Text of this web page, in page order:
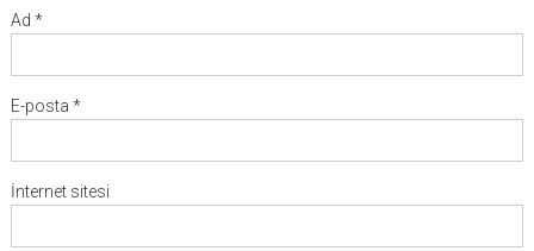
Ad *
E-posta *
İnternet sitesi